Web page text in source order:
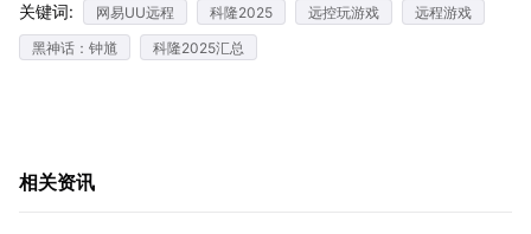
关键词: 网易UU远程 科隆2025 远控玩游戏
远程游戏
黑神话：钟馗
科隆2025汇总
相关资讯